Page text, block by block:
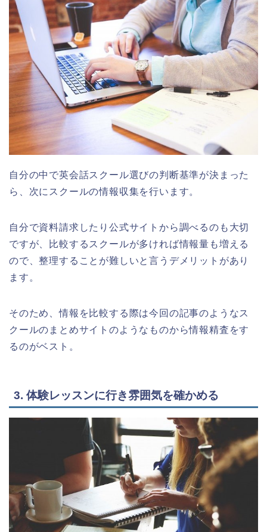
自分の中で英会話スクール選びの判断基準が決まった
ら、次にスクールの情報収集を行います。
自分で資料請求したり公式サイトから調べるのも大切
ですが、比較するスクールが多ければ情報量も増える
ので、整理することが難しいと言うデメリットがあり
ます。
そのため、情報を比較する際は今回の記事のようなス
クールのまとめサイトのようなものから情報精査をす
るのがベスト。
3. 体験レッスンに行き雰囲気を確かめる